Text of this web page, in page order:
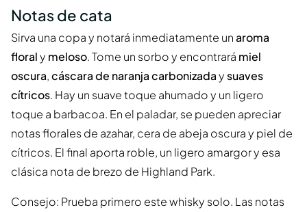
Notas de cata
Sirva una copa y notará inmediatamente unaroma
floraly meloso. Tome un sorbo y encontrará miel
oscura,cáscara de naranja carbonizadaysuaves
cítricos. Hay un suave toque ahumado y un ligero
toque a barbacoa. En el paladar, se pueden apreciar
notas florales de azahar, cera de abeja oscura y piel de
cítricos. El final aporta roble, un ligero amargor y esa
clásica nota de brezo de Highland Park.
Consejo: Prueba primero este whisky solo. Las notas